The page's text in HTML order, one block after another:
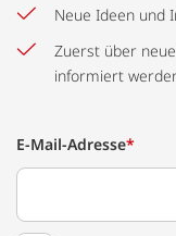
Neue Ideen und
Zuerst über
informiert
E-Mail-Adresse*